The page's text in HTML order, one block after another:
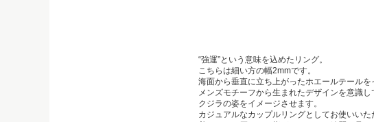
“強運”という意味を込めたリング。
こちらは細い方の幅2mmです。
海面から垂直に立ち上がったホエールテール
メンズモチーフから生まれたデザインを意識
クジラの姿をイメージさせます。
カジュアルなカップルリングとしてお使いい